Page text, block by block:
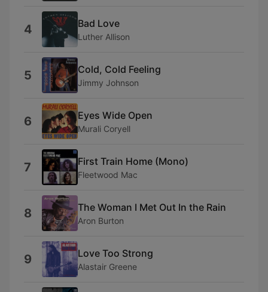
4 Bad Love
Luther Allison
5 Cold, Cold Feeling
Jimmy Johnson
6 Eyes Wide Open
Murali Coryell
7 First Train Home (Mono)
Fleetwood Mac
8 The Woman I Met Out In the Rain
Aron Burton
9 Love Too Strong
Alastair Greene